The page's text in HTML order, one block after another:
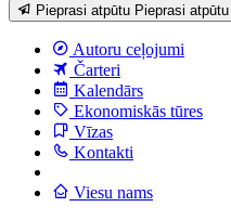
Pieprasi atpūtu Pieprasi atpūtu
Autoru ceļojumi
Čarteri
Kalendārs
Ekonomiskās tūres
Vīzas
Kontakti
Viesu nams